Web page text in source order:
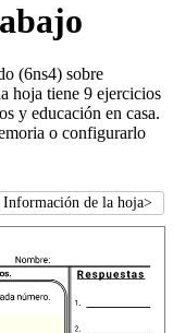
(6ns4) sobre
hoja tiene 9 ejercicios
y educación en casa.
o configurarlo
Información de la hoja>